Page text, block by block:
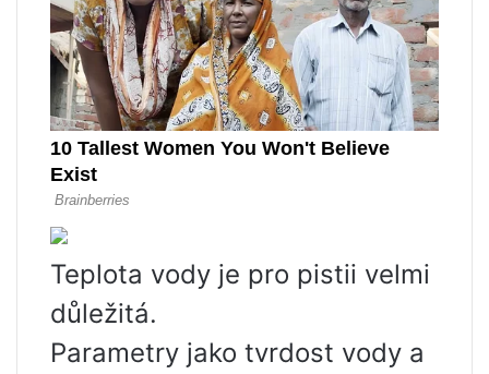
Teplota vody je pro pistii velmi
důležitá.
Parametry jako tvrdost vody a